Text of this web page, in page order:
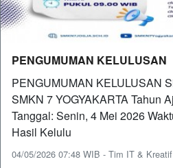
PENGUMUMAN KELULUSAN
PENGUMUMAN KELULUSAN
SMKN 7 YOGYAKARTA Tahun
Tanggal: Senin, 4 Mei 2026
Hasil Kelulu
04/05/2026 07:48 WIB - Tim IT &